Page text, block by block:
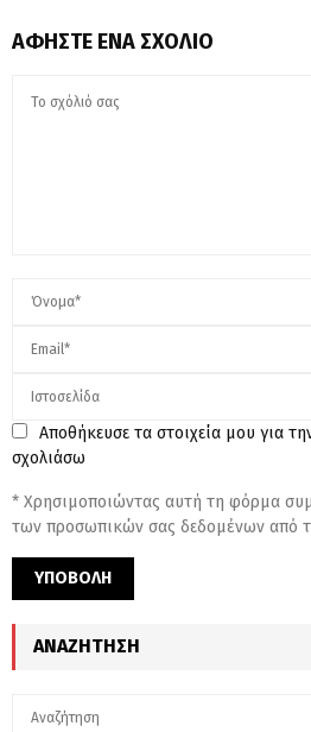
ΑΦΉΣΤΕ ΈΝΑ ΣΧΌΛΙΟ
Αποθήκευσε τα στοιχεία μου για
σχολιάσω
* Χρησιμοποιώντας αυτή τη φόρμα
των προσωπικών σας δεδομένων από
ΑΝΑΖΉΤΗΣΗ